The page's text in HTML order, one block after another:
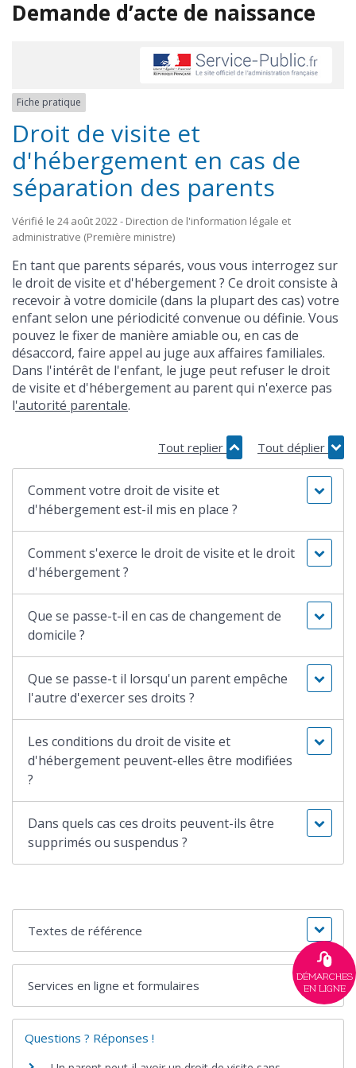
Demande d’acte de naissance
Fiche pratique
Droit de visite et
d'hébergement en cas de
séparation des parents
Vérifié le 24 août 2022 - Direction de l'information légale et
administrative (Première ministre)
En tant que parents séparés, vous vous interrogez sur
le droit de visite et d'hébergement ? Ce droit consiste à
recevoir à votre domicile (dans la plupart des cas) votre
enfant selon une périodicité convenue ou définie. Vous
pouvez le fixer de manière amiable ou, en cas de
désaccord, faire appel au juge aux affaires familiales.
Dans l'intérêt de l'enfant, le juge peut refuser le droit
de visite et d'hébergement au parent qui n'exerce pas
l'autorité parentale.
Tout replier Tout déplier
Comment votre droit de visite et
d'hébergement est-il mis en place ?
Comment s'exerce le droit de visite et le droit
d'hébergement ?
Que se passe-t-il en cas de changement de
domicile ?
Que se passe-t il lorsqu'un parent empêche
l'autre d'exercer ses droits ?
Les conditions du droit de visite et
d'hébergement peuvent-elles être modifiées
?
Dans quels cas ces droits peuvent-ils être
supprimés ou suspendus ?
Textes de référence
Services en ligne et formulaires
Questions ? Réponses !
DÉMARCHES
EN LIGNE